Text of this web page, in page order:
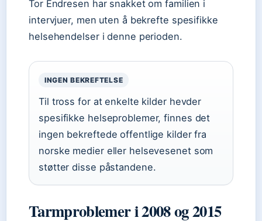
Tor Endresen har snakket om familien i
intervjuer, men uten å bekrefte spesifikke
helsehendelser i denne perioden.
INGEN BEKREFTELSE
Til tross for at enkelte kilder hevder
spesifikke helseproblemer, finnes det
ingen bekreftede offentlige kilder fra
norske medier eller helsevesenet som
støtter disse påstandene.
Tarmproblemer i 2008 og 2015